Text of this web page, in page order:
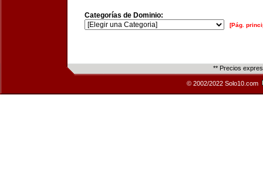
Categorías de Dominio:
[Pág.
** Precios
© 2002/2022 Solo10.com